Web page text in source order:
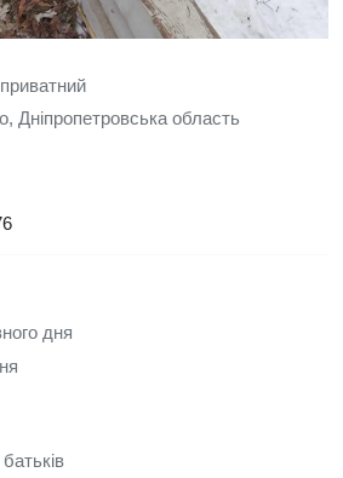
приватний
Дніпропетровська область
дня